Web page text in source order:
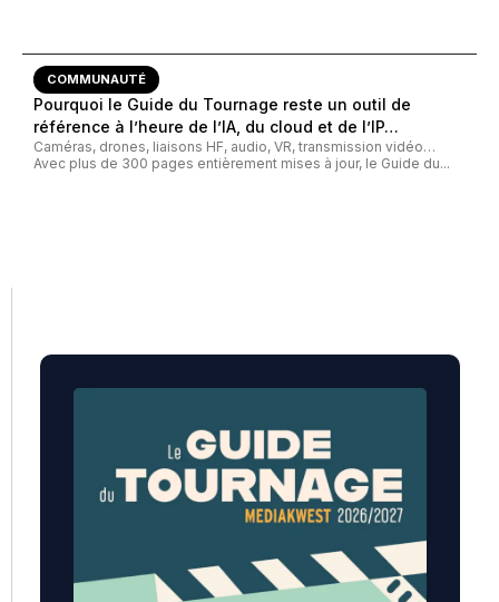
COMMUNAUTÉ
Pourquoi le Guide du Tournage reste un outil de
référence à l’heure de l’IA, du cloud et de l’IP…
Caméras, drones, liaisons HF, audio, VR, transmission vidéo…
Avec plus de 300 pages entièrement mises à jour, le Guide du...